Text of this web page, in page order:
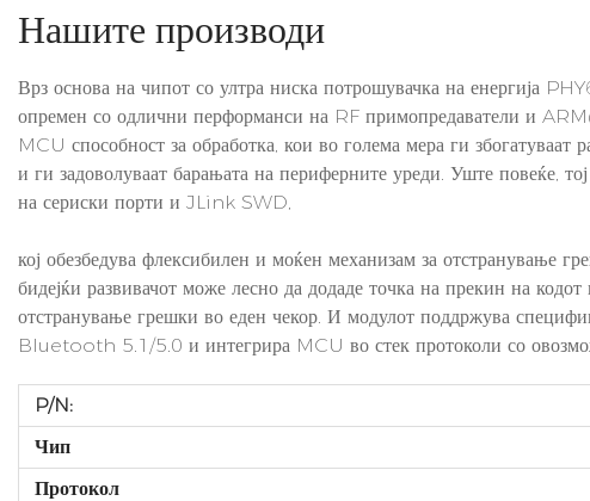
Нашите производи
Врз основа на чипот со ултра ниска потрошувачка на енергија
опремен со одлични перформанси на RF примопредаватели и
MCU способност за обработка, кои во голема мера ги збогатуваат
и ги задоволуваат барањата на периферните уреди. Уште повеќе,
на сериски порти и JLink SWD,
кој обезбедува флексибилен и моќен механизам за отстранување
бидејќи развивачот може лесно да додаде точка на прекин на
отстранување грешки во еден чекор. И модулот поддржува
Bluetooth 5.1/5.0 и интегрира MCU во стек протоколи со
P/N:
Чип
Протокол